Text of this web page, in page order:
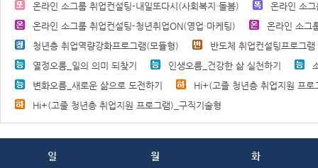
온라인 소그룹 취업컨설팅-내일또다시(사회복지·돌봄)
온라인 소
온라인 소그룹 취업컨설팅-청년취업ON(영업·마케팅)
온라인 소그
청년층 취업역량강화프로그램(모듈형)
반도체 취업컨설팅프로그램
열정오름_일의 의미 되찾기
인생오름_건강한 삶 실천하기
변화오름_새로운 삶으로 도전하기
Hi+(고졸 청년층 취업지원 프로
Hi+(고졸 청년층 취업지원 프로그램)_구직기술형
일 월 화